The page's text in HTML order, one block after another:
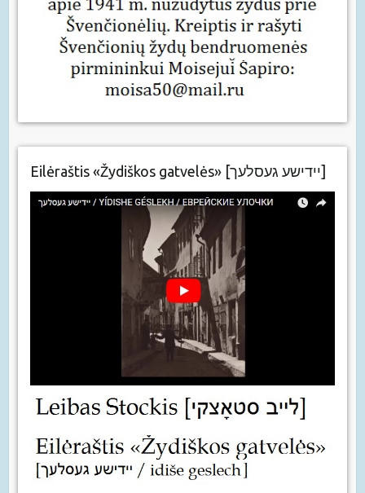
Eilėraštis «Žydiškos gatvelės» [יידישע געסלעך]